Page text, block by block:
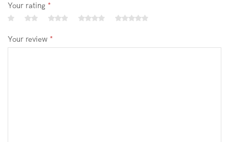
Your rating *
Your review *